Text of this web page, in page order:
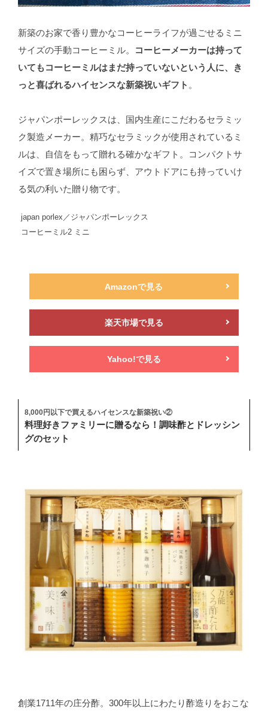
新築のお家で香り豊かなコーヒーライフが過ごせるミニ
サイズの手動コーヒーミル。
コーヒーメーカーは持って
いてもコーヒーミルはまだ持っていないという人に、き
っと喜ばれるハイセンスな新築祝いギフト 。
ジャパンポーレックスは、国内生産にこだわるセラミッ
ク製造メーカー。精巧なセラミックが使用されているミ
ルは、自信をもって贈れる確かなギフト。コンパクトサ
イズで置き場所にも困らず、アウトドアにも持っていけ
る気の利いた贈り物です。
japan porlex／ジャパンポーレックス
コーヒーミル2 ミニ
Amazonで見る
楽天市場で見る
Yahoo!で見る
8,000円以下で買えるハイセンスな新築祝い②
料理好きファミリーに贈るなら！調味酢とドレッシン
グのセット
創業1711年の庄分酢。300年以上にわたり酢造りをおこな